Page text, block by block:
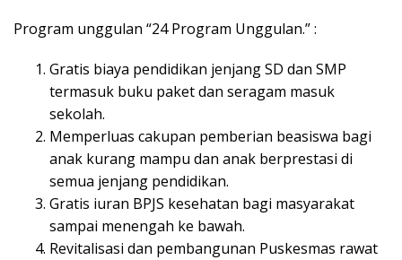
Program unggulan “24 Program Unggulan.” :
Gratis biaya pendidikan jenjang SD dan SMP
termasuk buku paket dan seragam masuk
sekolah.
Memperluas cakupan pemberian beasiswa bagi
anak kurang mampu dan anak berprestasi di
semua jenjang pendidikan.
Gratis iuran BPJS kesehatan bagi masyarakat
sampai menengah ke bawah.
Revitalisasi dan pembangunan Puskesmas rawat